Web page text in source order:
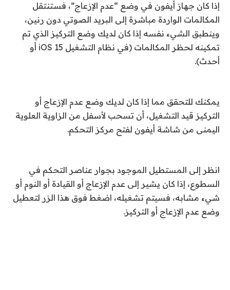
إذا كان جهاز أيفون في وضع “عدم الإزعاج”، فستنتقل
المكالمات الواردة مباشرة إلى البريد الصوتي دون رنين،
وينطبق الشيء نفسه إذا كان لديك وضع التركيز الذي تم
تمكينه لحظر المكالمات (في نظام التشغيل iOS 15 أو
أحدث).
يمكنك للتحقق مما إذا كان لديك وضع عدم الإزعاج أو
التركيز قيد التشغيل، أن تسحب لأسفل من الزاوية العلوية
اليمنى من شاشة أيفون لفتح مركز التحكم.
انظر إلى المستطيل الموجود بجوار عناصر التحكم في
السطوع، إذا كان يشير إلى عدم الإزعاج أو القيادة أو النوم أو
شيء مشابه، فسيتم تشغيله، اضغط فوق هذا الزر لتعطيل
وضع عدم الإزعاج أو التركيز.